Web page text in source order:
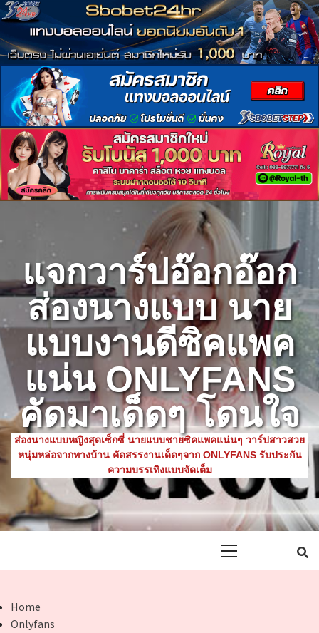
content
แจกวาร์ปอ๊อกอ๊อก
ส่องนางแบบ นาย
แบบงานดีซิคแพค
แน่น ONLYFANS
คัดมาเด็ดๆ โดนใจ
ส่องนางแบบหญิงสุดเซ็กซี่ นายแบบชายซิคแพคแน่นๆ วาร์ปสาวสวย
หนุ่มหล่อจากทางบ้าน คัดสรรงานเด็ดๆจาก ONLYFANS รับประกัน
ความบรรเทิงแบบจัดเต็ม
Home
Onlyfans